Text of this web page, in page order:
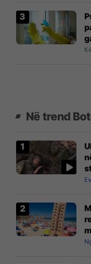
Në trend